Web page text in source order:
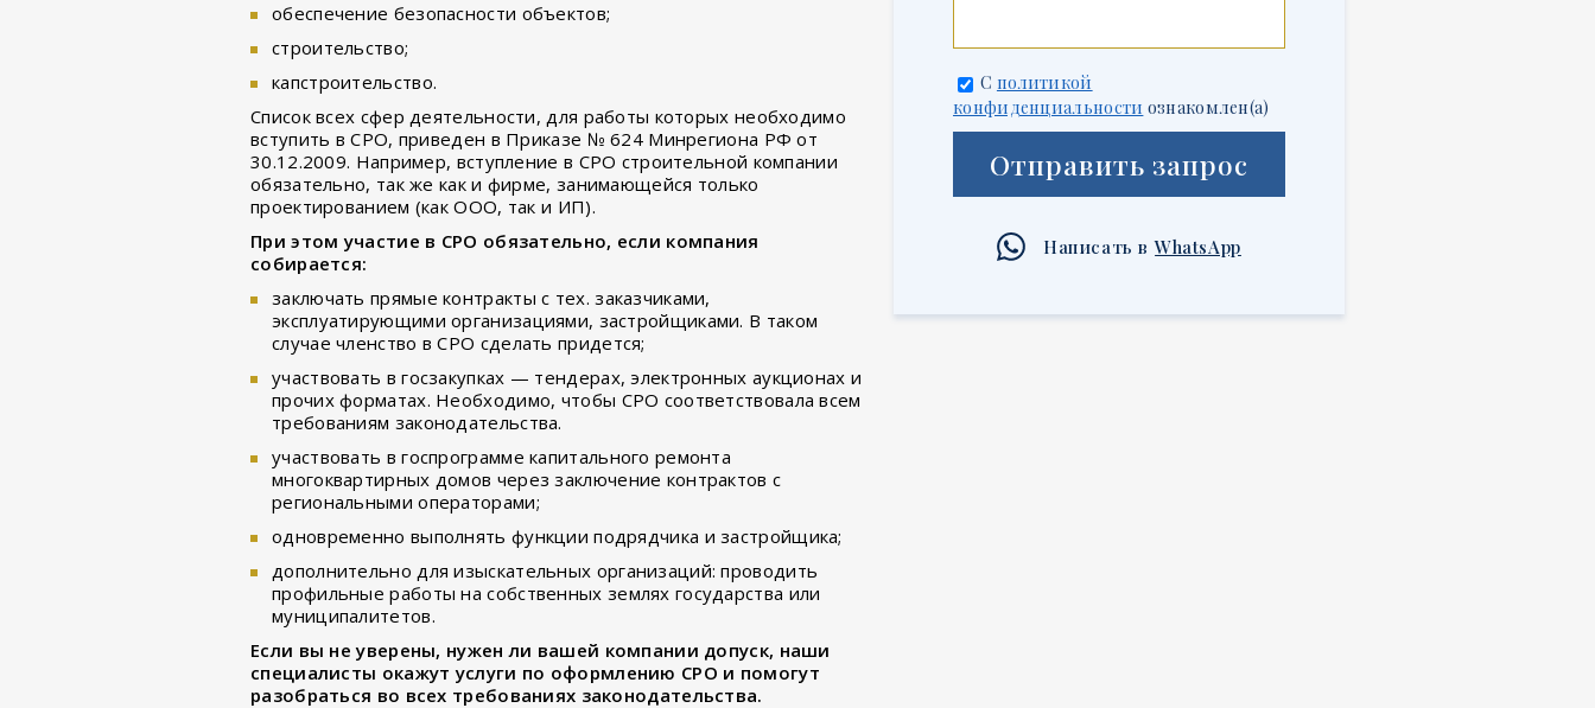
обеспечение безопасности объектов;
строительство;
капстроительство.
Список всех сфер деятельности, для работы которых необходимо
вступить в СРО, приведен в Приказе № 624 Минрегиона РФ от
30.12.2009. Например, вступление в СРО строительной компании
обязательно, так же как и фирме, занимающейся только
проектированием (как ООО, так и ИП).
При этом участие в СРО обязательно, если компания
собирается:
заключать прямые контракты с тех. заказчиками,
эксплуатирующими организациями, застройщиками. В таком
случае членство в СРО сделать придется;
участвовать в госзакупках — тендерах, электронных аукционах и
прочих форматах. Необходимо, чтобы СРО соответствовала всем
требованиям законодательства.
участвовать в госпрограмме капитального ремонта
многоквартирных домов через заключение контрактов с
региональными операторами;
одновременно выполнять функции подрядчика и застройщика;
дополнительно для изыскательных организаций: проводить
профильные работы на собственных землях государства или
муниципалитетов.
Если вы не уверены, нужен ли вашей компании допуск, наши
специалисты окажут услуги по оформлению СРО и помогут
разобраться во всех требованиях законодательства.
С политикой
конфиденциальности ознакомлен(а)
Отправить запрос
Написать в WhatsApp